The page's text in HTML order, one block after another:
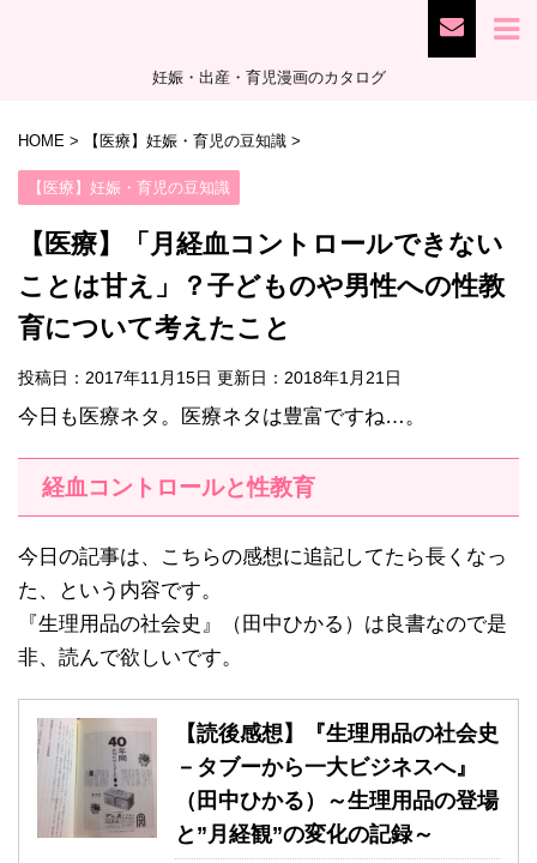
妊娠・出産・育児漫画のカタログ
HOME > 【医療】妊娠・育児の豆知識 >
【医療】妊娠・育児の豆知識
【医療】「月経血コントロールできない
ことは甘え」？子どものや男性への性教
育について考えたこと
投稿日：2017年11月15日 更新日： 2018年1月21日
今日も医療ネタ。医療ネタは豊富ですね…。
経血コントロールと性教育
今日の記事は、こちらの感想に追記してたら長くなっ
た、という内容です。
『生理用品の社会史』（田中ひかる）は良書なので是
非、読んで欲しいです。
【読後感想】『生理用品の社会史
－タブーから一大ビジネスへ』
（田中ひかる）～生理用品の登場
と”月経観”の変化の記録～